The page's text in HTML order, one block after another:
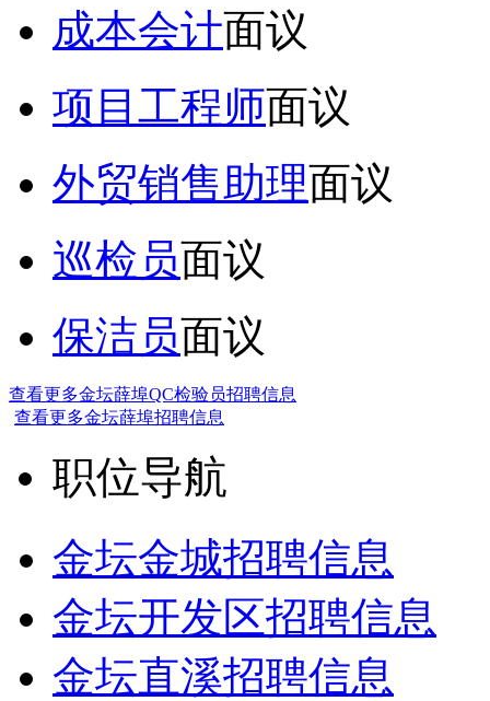
成本会计面议
项目工程师面议
外贸销售助理面议
巡检员面议
保洁员面议
查看更多金坛薛埠QC检验员招聘信息
查看更多金坛薛埠招聘信息
职位导航
金坛金城招聘信息
金坛开发区招聘信息
金坛直溪招聘信息